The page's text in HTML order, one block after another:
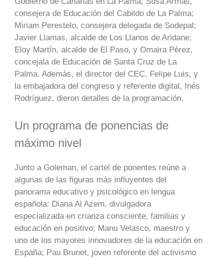
consejera de Educación del Cabildo de La Palma;
Miriam Perestelo, consejera delegada de Sodepal;
Javier Llamas, alcalde de Los Llanos de Aridane;
Eloy Martín, alcalde de El Paso, y Omaira Pérez,
concejala de Educación de Santa Cruz de La
Palma. Además, el director del CEC, Felipe Luis, y
la embajadora del congreso y referente digital, Inés
Rodríguez, dieron detalles de la programación.
Un programa de ponencias de
máximo nivel
Junto a Goleman, el cartel de ponentes reúne a
algunas de las figuras más influyentes del
panorama educativo y psicológico en lengua
española: Diana Al Azem, divulgadora
especializada en crianza consciente, familias y
educación en positivo; Manu Velasco, maestro y
uno de los mayores innovadores de la educación en
España; Pau Brunet, joven referente del activismo